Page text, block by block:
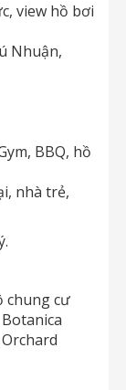
view hồ bơi
Nhuận,
BBQ, hồ
nhà trẻ,
chung cư